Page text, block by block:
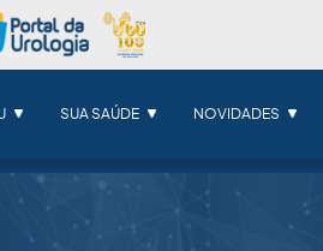
SUA SAÚDE NOVIDADES